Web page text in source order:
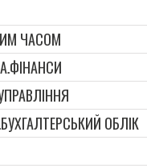
ЧАСОМ
ОБЛІК